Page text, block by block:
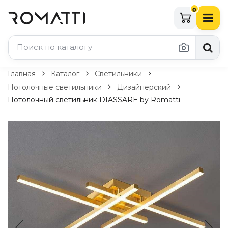
0
Каталог Romatti
Свет и освещение
Потолочные светильники
Настольные лампы
Торшеры
Технический свет
Комплектующие
Главная Каталог
Светильники
Потолочные светильники
Дизайнерский
Потолочный светильник DIASSARE by Romatti